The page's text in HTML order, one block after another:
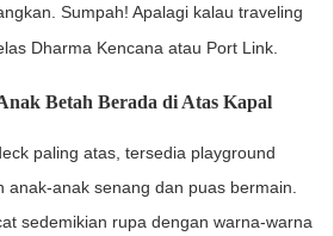
Sumpah! Apalagi kalau traveling
Dharma Kencana atau Port Link.
Betah Berada di Atas Kapal
paling atas, tersedia playground
anak-anak senang dan puas bermain.
sedemikian rupa dengan warna-warna